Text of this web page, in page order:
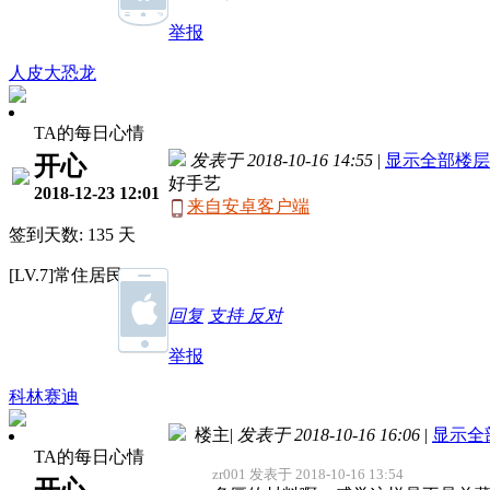
举报
人皮大恐龙
TA的每日心情
开心
2018-12-23 12:01
签到天数: 135 天
[LV.7]常住居民III
发表于 2018-10-16 14:55 | 显示全部楼层
好手艺
来自安卓客户端
回复 支持 反对
举报
科林赛迪
TA的每日心情
楼主| 发表于 2018-10-16 16:06 | 显示全
zr001 发表于 2018-10-16 13:54